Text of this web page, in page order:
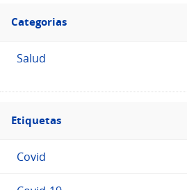
Filtro
Categorias
Categorias
Salud
Filtro
Etiquetas
Etiquetas
Covid